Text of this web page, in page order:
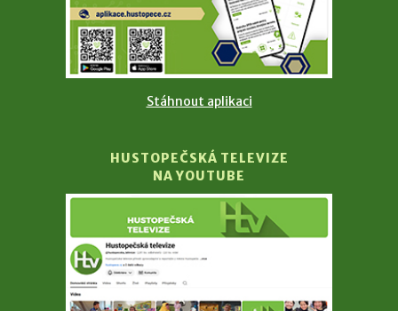
Stáhnout aplikaci
HUSTOPEČSKÁ TELEVIZE
NA YOUTUBE